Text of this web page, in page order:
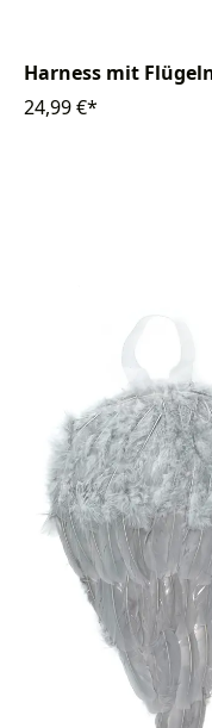
Harness mit
24,99 €*